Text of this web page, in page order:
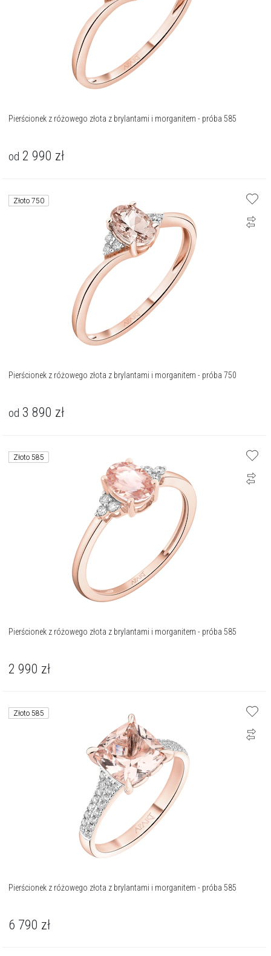
Pierścionek z różowego złota z brylantami i morganitem - próba 585
od 2 990 zł
Złoto 750
Pierścionek z różowego złota z brylantami i morganitem - próba 750
od 3 890 zł
Złoto 585
Pierścionek z różowego złota z brylantami i morganitem - próba 585
2 990 zł
Złoto 585
Pierścionek z różowego złota z brylantami i morganitem - próba 585
6 790 zł